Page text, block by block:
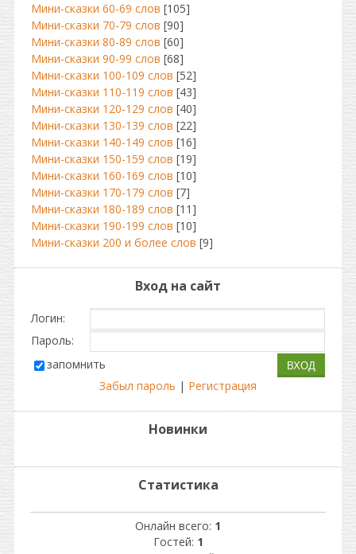
Мини-сказки 60-69 слов [105]
Мини-сказки 70-79 слов [90]
Мини-сказки 80-89 слов [60]
Мини-сказки 90-99 слов [68]
Мини-сказки 100-109 слов [52]
Мини-сказки 110-119 слов [43]
Мини-сказки 120-129 слов [40]
Мини-сказки 130-139 слов [22]
Мини-сказки 140-149 слов [16]
Мини-сказки 150-159 слов [19]
Мини-сказки 160-169 слов [10]
Мини-сказки 170-179 слов [7]
Мини-сказки 180-189 слов [11]
Мини-сказки 190-199 слов [10]
Мини-сказки 200 и более слов [9]
Вход на сайт
Логин:
Пароль:
запомнить
Забыл пароль | Регистрация
Новинки
Статистика
Онлайн всего: 1
Гостей: 1